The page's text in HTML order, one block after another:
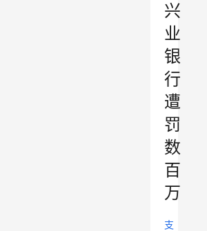
兴
业
银
行
遭
罚
数
百
万
支